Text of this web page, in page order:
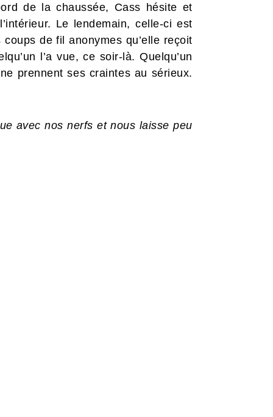
de la chaussée, Cass hésite et
Le lendemain, celle-ci est
de fil anonymes qu’elle reçoit
l’a vue, ce soir-là. Quelqu’un
prennent ses craintes au sérieux.
avec nos nerfs et nous laisse peu